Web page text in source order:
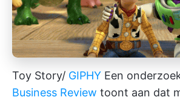
Toy Story/ GIPHY Een
Business Review toont aan dat